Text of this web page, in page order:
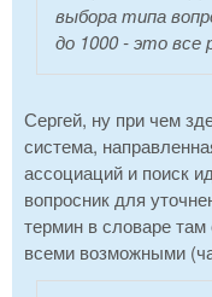
выбора типа
до 1000 - это все
Сергей, ну при чем
система,
ассоциаций и поиск
вопросник для
термин в словаре там
всеми возможными